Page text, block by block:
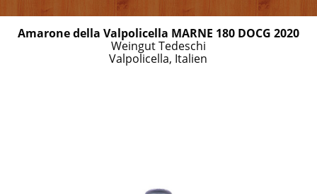
Amarone della Valpolicella MARNE 180 DOCG 2020
Weingut Tedeschi
Valpolicella, Italien